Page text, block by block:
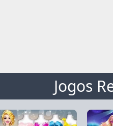
Jogos